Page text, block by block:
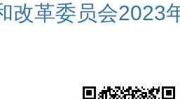
改革委员会2023